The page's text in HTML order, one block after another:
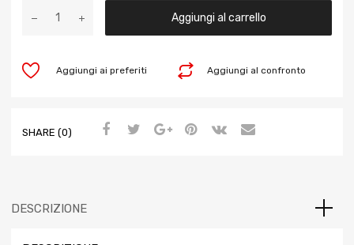
Aggiungi al carrello
Aggiungi al confronto
Aggiungi ai preferiti
SHARE (0)
DESCRIZIONE